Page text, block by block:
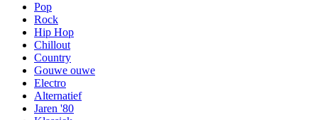
Pop
Rock
Hip Hop
Chillout
Country
Gouwe ouwe
Electro
Alternatief
Jaren '80